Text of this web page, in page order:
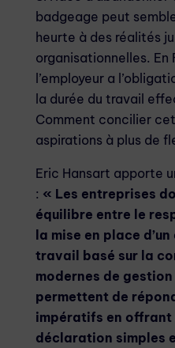
badgeage peut
heurte à des réalités
organisationnelles. En
l’employeur a
la durée du travail
Comment concilier
aspirations à plus de
Eric Hansart apporte
: « Les entreprises
équilibre entre le
la mise en place
travail basé sur la
modernes de
permettent de
impératifs en offrant
déclaration simples